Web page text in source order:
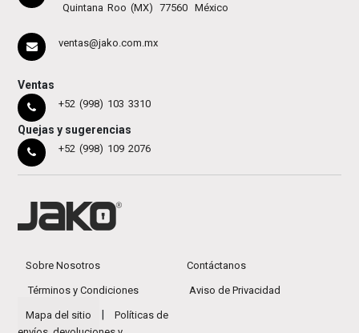
Quintana Roo (MX)
77560 México
ventas@jako.com.mx
Ventas
+52 (998) 103 3310
Quejas y sugerencias
+52 (998) 109 2076
Sobre Nosotros Contáctanos
Términos y Condiciones Aviso de Privacidad
Mapa del sitio
Políticas de